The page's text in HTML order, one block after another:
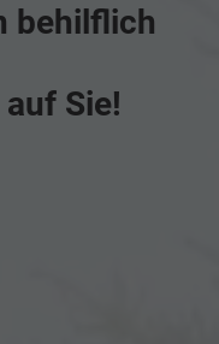
behilflich
Sie!